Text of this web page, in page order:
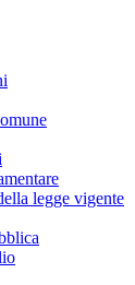
legge vigente